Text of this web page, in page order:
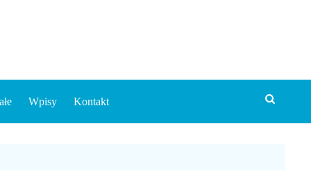
Wpisy Kontakt